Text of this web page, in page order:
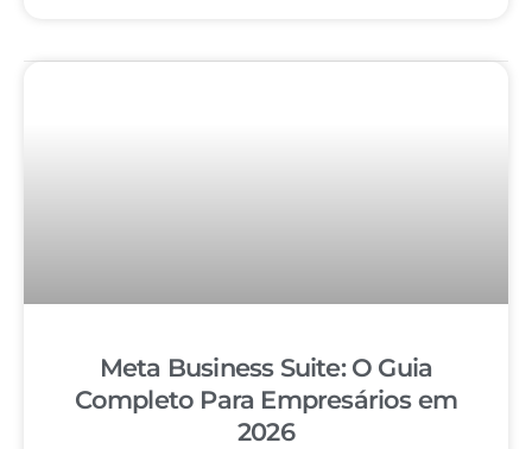
Meta Business Suite: O Guia
Completo Para Empresários em
2026